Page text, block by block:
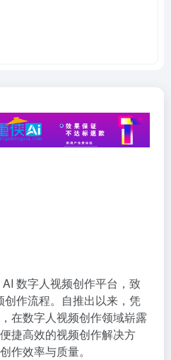
AI 数字人视频创作平台，致
作流程。自推出以来，凭
在数字人视频创作领域崭露
捷高效的视频创作解决方
作效率与质量。